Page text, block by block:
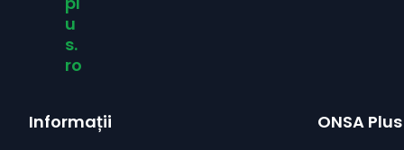
u
s.
ro
Informații ONSA Plus